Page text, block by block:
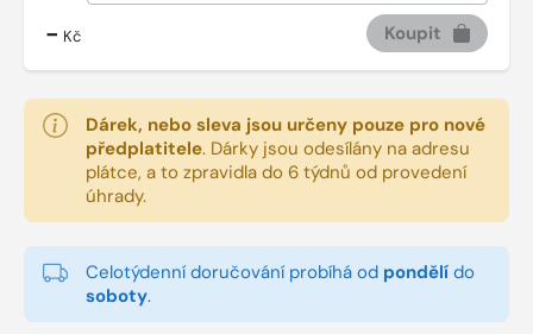
- Kč Koupit
Dárek, nebo sleva jsou určeny pouze pro nové
předplatitele. Dárky jsou odesílány na adresu
plátce, a to zpravidla do 6 týdnů od provedení
úhrady.
Celotýdenní doručování probíhá od pondělí do
soboty.